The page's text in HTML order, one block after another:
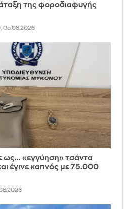
της φοροδιαφυγής
05.08.2026
«εγγύηση» τσάντα
έγινε καπνός με 75.000